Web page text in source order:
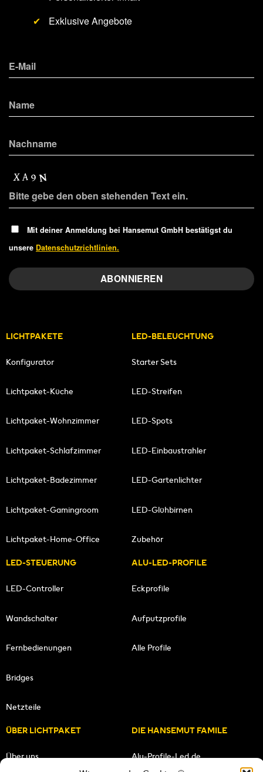
✔
Exklusive Angebote
Mit deiner Anmeldung bei Hansemut GmbH bestätigst du
unsere Datenschutzrichtlinien.
LICHTPAKETE
Konfigurator
Lichtpaket-Küche
Lichtpaket-Wohnzimmer
Lichtpaket-Schlafzimmer
Lichtpaket-Badezimmer
Lichtpaket-Gamingroom
Lichtpaket-Home-Office
LED-BELEUCHTUNG
Starter Sets
LED-Streifen
LED-Spots
LED-Einbaustrahler
LED-Gartenlichter
LED-Glühbirnen
Zubehör
LED-STEUERUNG
LED-Controller
Wandschalter
Fernbedienungen
Bridges
Netzteile
ALU-LED-PROFILE
Eckprofile
Aufputzprofile
Alle Profile
ÜBER LICHTPAKET
Über uns
DIE HANSEMUT FAMILE
Alu-Profile-Led.de